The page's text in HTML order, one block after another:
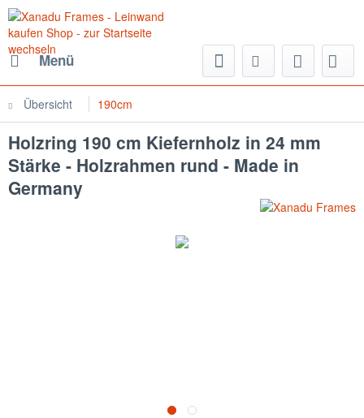
Menü
Übersicht 190cm
Holzring 190 cm Kiefernholz in 24 mm
Stärke - Holzrahmen rund - Made in
Germany